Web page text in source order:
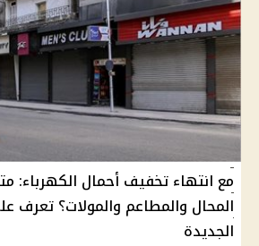
مع انتهاء تخفيف أحمال الكهرباء:
المحال والمطاعم والمولات؟ تعرف
الجديدة